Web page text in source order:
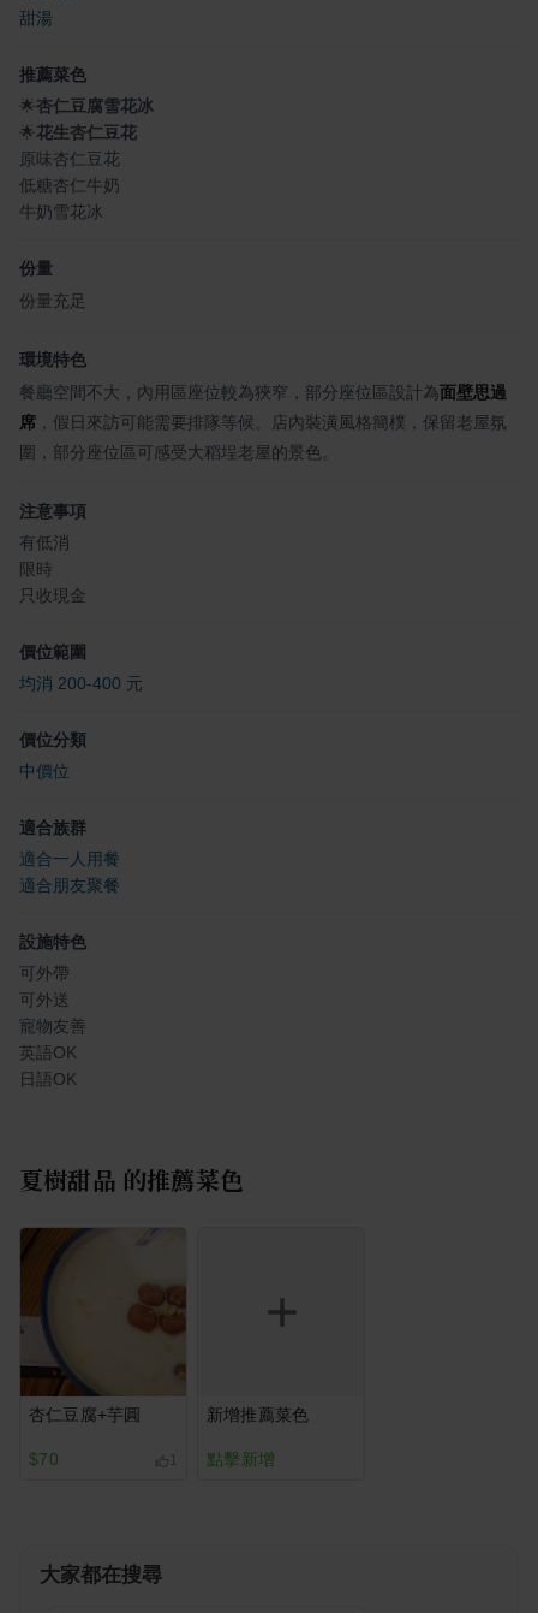
甜湯
推薦菜色
🌟杏仁豆腐雪花冰
🌟花生杏仁豆花
原味杏仁豆花
低糖杏仁牛奶
牛奶雪花冰
份量
份量充足
環境特色
餐廳空間不大，內用區座位較為狹窄，部分座位區設計為面壁思過
席 ，假日來訪可能需要排隊等候。店內裝潢風格簡樸，保留老屋氛
圍，部分座位區可感受大稻埕老屋的景色。
注意事項
有低消
限時
只收現金
價位範圍
均消 200-400 元
價位分類
中價位
適合族群
適合一人用餐
適合朋友聚餐
設施特色
可外帶
可外送
寵物友善
英語OK
日語OK
夏樹甜品 的推薦菜色
杏仁豆腐+芋圓
$70
新增推薦菜色
點擊新增
大家都在搜尋